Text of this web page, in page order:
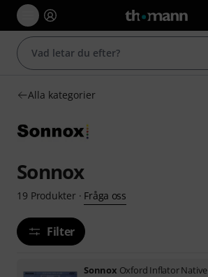
Alla kategorier
Sonnox
19 Produkter· Fråga oss
Filter
Sonnox Oxford Inflator Native